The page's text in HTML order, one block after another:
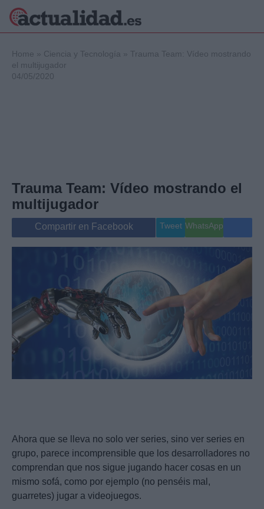
Internacional
Viajes
Musica
Home » Ciencia y Tecnología » Trauma Team: Vídeo mostrando
el multijugador
04/05/2020
Trauma Team: Vídeo mostrando el
multijugador
Compartir en Facebook Tweet WhatsApp
Ahora que se lleva no solo ver series, sino ver series en
grupo, parece incomprensible que los desarrolladores no
comprendan que nos sigue jugando hacer cosas en un
mismo sofá, como por ejemplo (no penséis mal,
guarretes) jugar a videojuegos.